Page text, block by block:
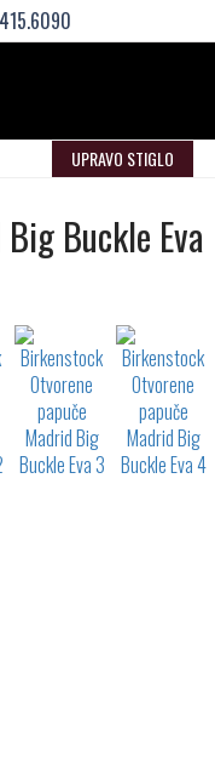
UPRAVO STIGLO
Buckle Eva